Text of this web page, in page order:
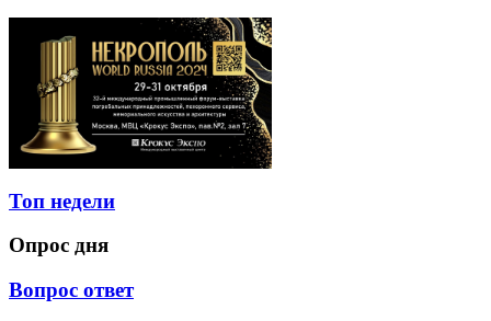
Топ недели
Опрос дня
Вопрос ответ